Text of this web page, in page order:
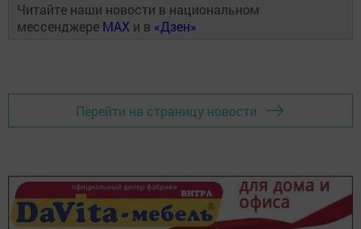
Читайте наши новости в национальном
мессенджере MAX и в «Дзен»
Перейти на страницу новости